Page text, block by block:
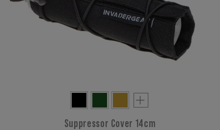
Suppressor Cover 14cm